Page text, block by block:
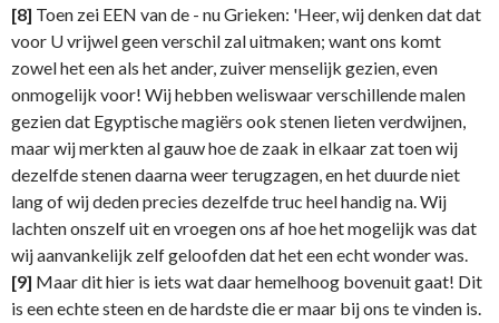
[8] Toen zei EEN van de - nu Grieken: 'Heer, wij denken dat dat
voor U vrijwel geen verschil zal uitmaken; want ons komt
zowel het een als het ander, zuiver menselijk gezien, even
onmogelijk voor! Wij hebben weliswaar verschillende malen
gezien dat Egyptische magiërs ook stenen lieten verdwijnen,
maar wij merkten al gauw hoe de zaak in elkaar zat toen wij
dezelfde stenen daarna weer terugzagen, en het duurde niet
lang of wij deden precies dezelfde truc heel handig na. Wij
lachten onszelf uit en vroegen ons af hoe het mogelijk was dat
wij aanvankelijk zelf geloofden dat het een echt wonder was.
[9] Maar dit hier is iets wat daar hemelhoog bovenuit gaat! Dit
is een echte steen en de hardste die er maar bij ons te vinden is.